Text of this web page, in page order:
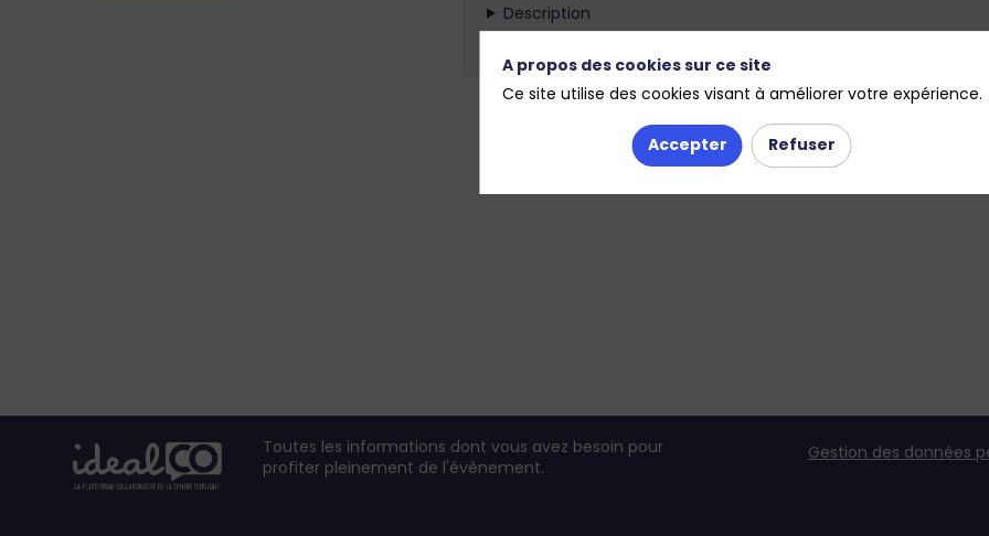
Description
Toutes les informations dont vous avez besoin pour
profiter pleinement de l'évènement.
Gestion des données
A propos des cookies sur ce site
Ce site utilise des cookies visant à améliorer votre expérience.
Accepter Refuser